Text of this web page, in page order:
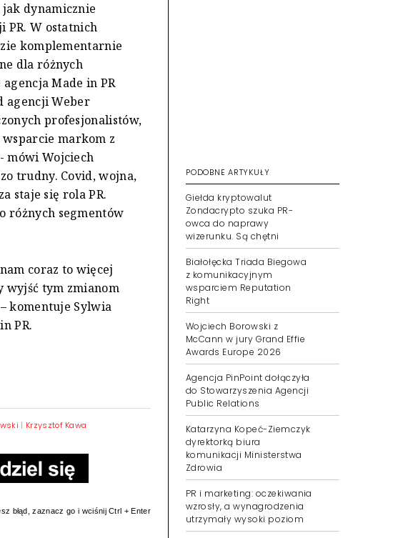
dynamicznie
W ostatnich
komplementarnie
dla różnych
Made in PR
agencji Weber
profesjonalistów,
markom z
mówi Wojciech
trudny. Covid, wojna,
staje się rola PR.
różnych segmentów
coraz to więcej
wyjść tym zmianom
komentuje Sylwia
PR.
| Krzysztof Kawa
błąd, zaznacz go i wciśnij Ctrl + Enter
PODOBNE ARTYKUŁY
Giełda kryptowalut
Zondacrypto szuka PR-
owca do naprawy
wizerunku. Są chętni
Białołęcka Triada Biegowa
z komunikacyjnym
wsparciem Reputation
Right
Wojciech Borowski z
McCann w jury Grand Effie
Awards Europe 2026
Agencja PinPoint dołączyła
do Stowarzyszenia Agencji
Public Relations
Katarzyna Kopeć-Ziemczyk
dyrektorką biura
komunikacji Ministerstwa
Zdrowia
PR i marketing: oczekiwania
wzrosły, a wynagrodzenia
utrzymały wysoki poziom